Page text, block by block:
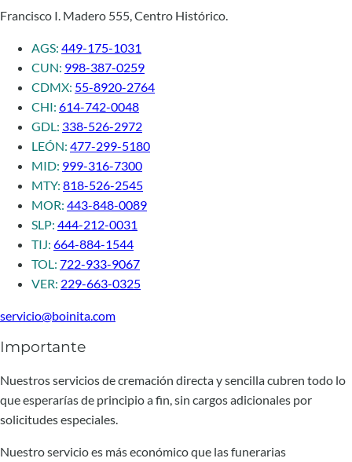
Francisco I. Madero 555, Centro Histórico.
AGS: 449-175-1031
CUN: 998-387-0259
CDMX: 55-8920-2764
CHI: 614-742-0048
GDL: 338-526-2972
LEÓN: 477-299-5180
MID: 999-316-7300
MTY: 818-526-2545
MOR: 443-848-0089
SLP: 444-212-0031
TIJ: 664-884-1544
TOL: 722-933-9067
VER: 229-663-0325
servicio@boinita.com
Importante
Nuestros servicios de cremación directa y sencilla cubren todo lo
que esperarías de principio a fin, sin cargos adicionales por
solicitudes especiales.
Nuestro servicio es más económico que las funerarias